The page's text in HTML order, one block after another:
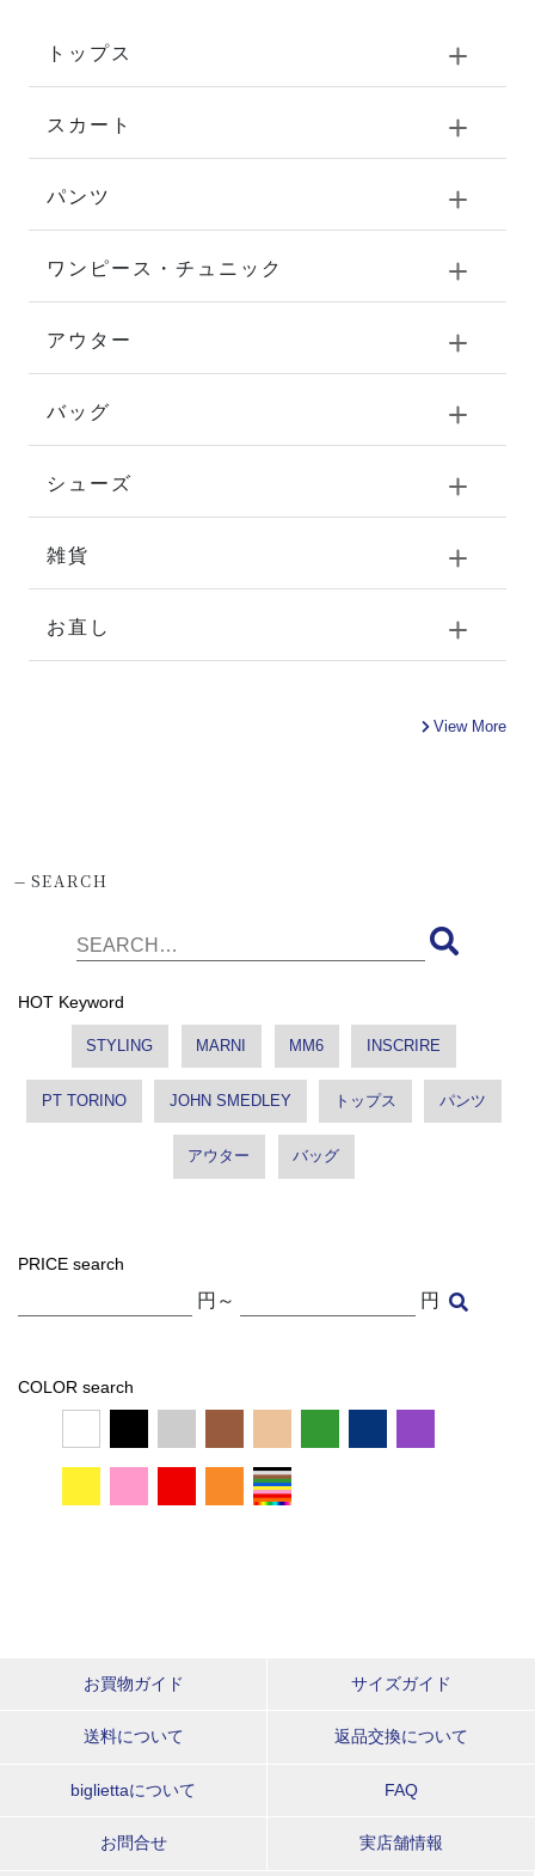
トップス
スカート
パンツ
ワンピース・チュニック
アウター
バッグ
シューズ
雑貨
お直し
View More
-SEARCH
HOT Keyword
STYLING MARNI MM6 INSCRIRE
PT TORINO JOHN SMEDLEY トップス パンツ
アウター バッグ
PRICE search
円～ 円
COLOR search
お買物ガイド サイズガイド
送料について 返品交換について
bigliettaについて FAQ
お問合せ 実店舗情報